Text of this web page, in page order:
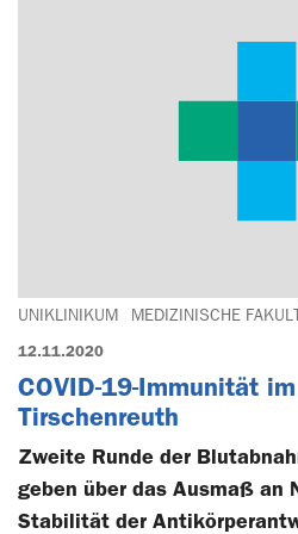
UNIKLINIKUM MEDIZINISCHE
12.11.2020
COVID-19-Immunität
Tirschenreuth
Zweite Runde der
geben über das Ausmaß an
Stabilität der